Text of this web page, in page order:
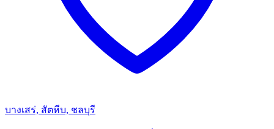
บางเสร่, สัตหีบ, ชลบุรี